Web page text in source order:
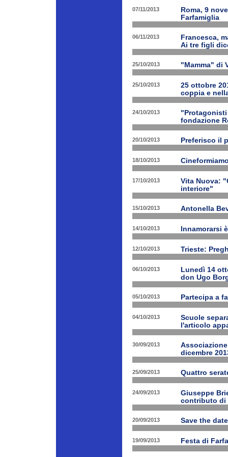
07/11/2013
Roma, 9
Farfamiglia
06/11/2013
Francesca,
Ai tre figli
25/10/2013 "Mamma" di
25/10/2013
25 ottobre
coppia e
24/10/2013
fondazione
20/10/2013 Preferisco il
18/10/2013
17/10/2013
Vita Nuova:
interiore"
15/10/2013 Antonella
14/10/2013 Innamorarsi
12/10/2013 Trieste:
06/10/2013
Lunedì 14
don Ugo
05/10/2013 Partecipa a
04/10/2013
Scuole
l'articolo
30/09/2013
dicembre
25/09/2013 Quattro
24/09/2013
Giuseppe
contributo di
20/09/2013 Save the
19/09/2013 Festa di